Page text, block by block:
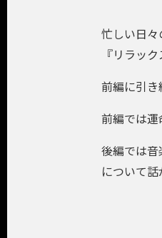
忙しい日
『リラッ
前編に引き
前編では
後編では
について話